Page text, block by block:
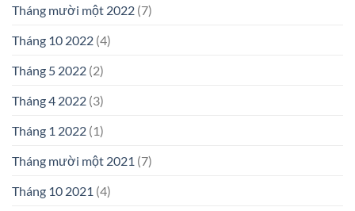
Tháng mười một 2022 (7)
Tháng 10 2022 (4)
Tháng 5 2022 (2)
Tháng 4 2022 (3)
Tháng 1 2022 (1)
Tháng mười một 2021 (7)
Tháng 10 2021 (4)